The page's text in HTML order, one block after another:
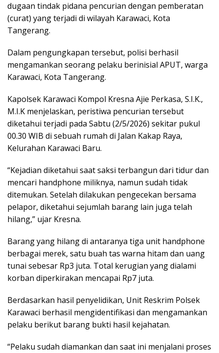
dugaan tindak pidana pencurian dengan pemberatan
(curat) yang terjadi di wilayah Karawaci, Kota
Tangerang.
Dalam pengungkapan tersebut, polisi berhasil
mengamankan seorang pelaku berinisial APUT, warga
Karawaci, Kota Tangerang.
Kapolsek Karawaci Kompol Kresna Ajie Perkasa, S.I.K.,
M.I.K menjelaskan, peristiwa pencurian tersebut
diketahui terjadi pada Sabtu (2/5/2026) sekitar pukul
00.30 WIB di sebuah rumah di Jalan Kakap Raya,
Kelurahan Karawaci Baru.
“Kejadian diketahui saat saksi terbangun dari tidur dan
mencari handphone miliknya, namun sudah tidak
ditemukan. Setelah dilakukan pengecekan bersama
pelapor, diketahui sejumlah barang lain juga telah
hilang,” ujar Kresna.
Barang yang hilang di antaranya tiga unit handphone
berbagai merek, satu buah tas warna hitam dan uang
tunai sebesar Rp3 juta. Total kerugian yang dialami
korban diperkirakan mencapai Rp7 juta.
Berdasarkan hasil penyelidikan, Unit Reskrim Polsek
Karawaci berhasil mengidentifikasi dan mengamankan
pelaku berikut barang bukti hasil kejahatan.
“Pelaku sudah diamankan dan saat ini menjalani proses